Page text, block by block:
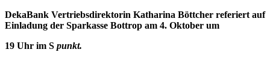
DekaBank Vertriebsdirektorin Katharina Böttcher referiert auf
Einladung der Sparkasse Bottrop am 4. Oktober um
19 Uhr im S punkt.